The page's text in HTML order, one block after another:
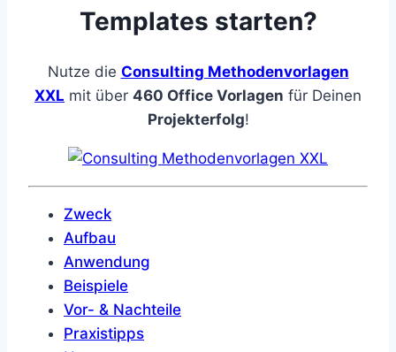
Templates starten?
Nutze die Consulting Methodenvorlagen
XXL mit über 460 Office Vorlagen für Deinen
Projekterfolg!
Zweck
Aufbau
Anwendung
Beispiele
Vor- & Nachteile
Praxistipps